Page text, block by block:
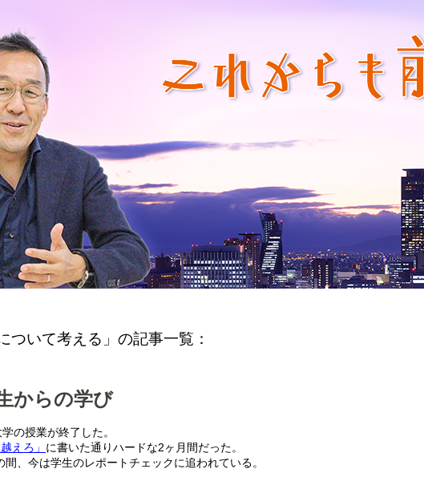
ついて考える」の記事一覧：
からの学び
の授業が終了した。
えろ」 に書いた通りハードな2ヶ月間だった。
間、今は学生のレポートチェックに追われている。